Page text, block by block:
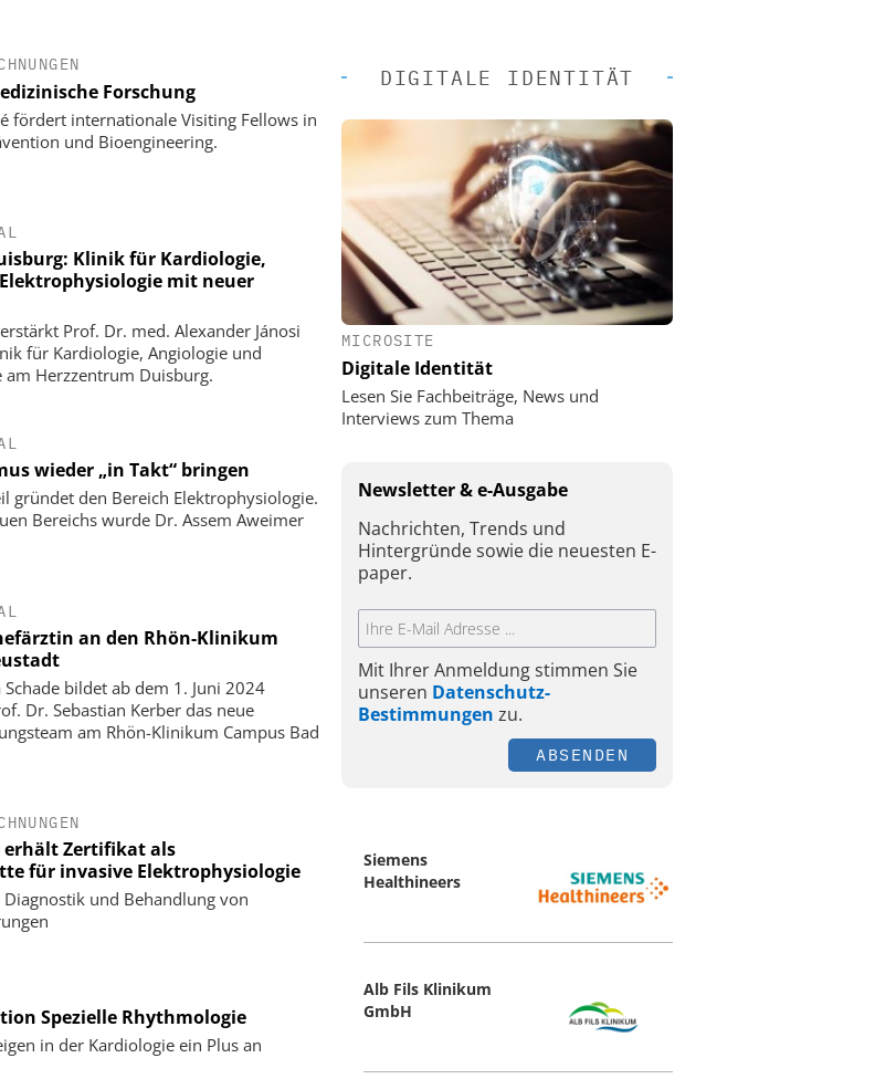
Forschung
fördert internationale Visiting Fellows in
und Bioengineering.
Klinik für Kardiologie,
mit neuer
Prof. Dr. med. Alexander Jánosi
für Kardiologie, Angiologie und
am Herzzentrum Duisburg.
wieder „in Takt“ bringen
gründet den Bereich Elektrophysiologie.
Bereichs wurde Dr. Assem Aweimer
an den Rhön-Klinikum
bildet ab dem 1. Juni 2024
Dr. Sebastian Kerber das neue
am Rhön-Klinikum Campus Bad
erhält Zertifikat als
für invasive Elektrophysiologie
und Behandlung von
Spezielle Rhythmologie
in der Kardiologie ein Plus an
DIGITALE IDENTITÄT
MICROSITE
Digitale Identität
Lesen Sie Fachbeiträge, News und
Interviews zum Thema
Newsletter & e-Ausgabe
Nachrichten, Trends und
Hintergründe sowie die neuesten E-
paper.
Mit Ihrer Anmeldung stimmen Sie
unseren Datenschutz-
Bestimmungen zu.
ABSENDEN
Siemens
Healthineers
Alb Fils Klinikum
GmbH